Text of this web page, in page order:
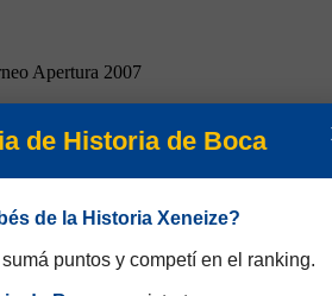
Apertura 2007
de Historia de Boca
de la Historia Xeneize?
puntos y competí en el ranking.